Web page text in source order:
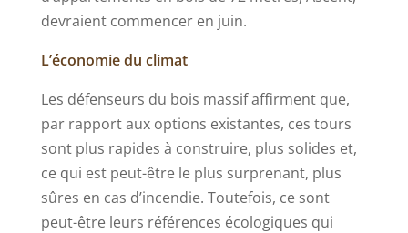
devraient commencer en juin.
L’économie du climat
Les défenseurs du bois massif affirment que,
par rapport aux options existantes, ces tours
sont plus rapides à construire, plus solides et,
ce qui est peut-être le plus surprenant, plus
sûres en cas d’incendie. Toutefois, ce sont
peut-être leurs références écologiques qui